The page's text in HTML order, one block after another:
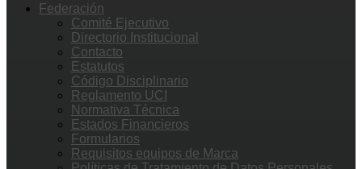
Federación
Comité Ejecutivo
Directorio Institucional
Contacto
Estatutos
Código Disciplinario
Reglamento UCI
Normativa Técnica
Estados Financieros
Formularios
Requisitos equipos de Marca